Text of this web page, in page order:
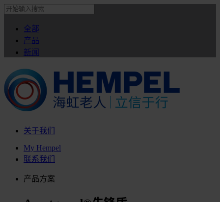
全部
产品
新闻
关于我们
My Hempel
联系我们
产品方案